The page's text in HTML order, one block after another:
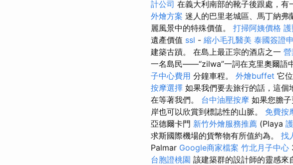
計公司 在義大利南部的靴子後跟處，有
外燴方案 迷人的巴里老城區、馬丁納弗
麗風景中的特殊價值。 打掃阿姨價格
遺產價值 ssl - 縮小毛孔醫美 泰國簽證
建築古蹟。 在島上最正宗的酒店之一
一名島民——“zilwa”一詞在克里奧爾語
子中心費用 分鐘車程。 外燴buffet 它
按摩選擇 如果我們要去旅行的話，這
在等著我們。 台中油壓按摩 如果您膽
岸也可以欣賞到標誌性的山脈。 免費按
亞德爾卡門 新竹外燴服務推薦 (Playa
求斯國際機場的貨幣物有所值約為。 找
Palmar Google商家檔案 竹北月子中心
台胞證桃園 該建築群的設計師的靈感來